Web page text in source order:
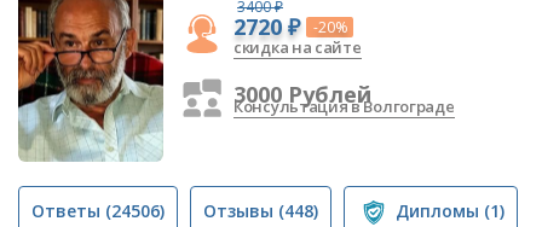
3400 ₽
2720 ₽ -20%
скидка на сайте
3000 Рублей
Консультация в Волгограде
Ответы (24506) Отзывы (448) Дипломы (1)